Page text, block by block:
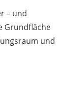
– und
Grundfläche
und